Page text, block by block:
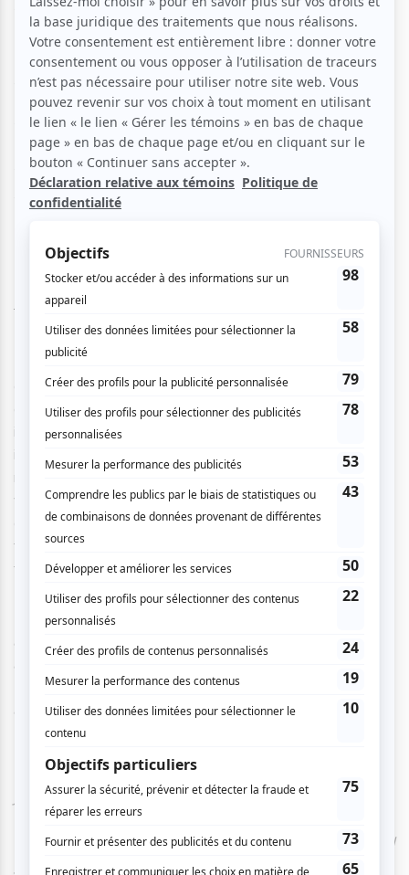
métafilmique : de quoi surprendre, faire rire et
éblouir. Récipiendaire du Prix du Public Temps Ø au
Festival du Nouveau Cinéma (FNC),Au Poste!est en
salle depuis vendredi 19 octobre. Avec Benoît
Poelvoorde,Grégoire Ludig et le rappeur Orelsan,
mais aussi des caméos d’Alain Chabat et de Michel
Hazanavicius, cet objet filmique inhabituelvous fera
passer un moment de cinéma loufoque et assez
surprenant !
Du théâtre au métafilm
DansAu Poste!,
déposition au commissaire Buron (Benoit Poelvoorde)
après avoir fait la découverte d’un cadavre en bas de son
immeuble. L’interrogatoire va alors durer toute la nuit et des
intermèdes narratifs surprenants vont surgir au fur et à
mesure de la narration. En ne sortant pas du commissariat,
vous rentrerez dans les souvenirs de Fugain grâce à des
artifices cinématographiques maîtrisés. Étonnement, ce
film extrêmement métafilmique utilise beaucoup de codes
théâtraux. Quentin Dupieux nous en dit davantage : «
savais que j’écrivais une sorte de comédie à texte qui
fonctionne comme une pièce de théâtre. On ouvre les
personnages qui discutent : c’est une pièce de théâtre.
Sur un film comme ça – comme au théâtre – on ne peut
pas improviser. Je ne suis pas friand de l’improvisation,
qui est un domaine à part entière. C’est un mode
improvisateur. DansAu Poste!,
jamais été prévue. En revanche, la naturalisation, le fait
que le texte soit très écrit et que le comédien se
l’approprie pour le rendre naturel, ça oui. Tous les jours il
y avait un travail de naturalisation pour que les